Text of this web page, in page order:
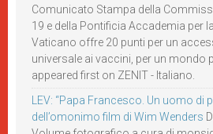
Comunicato Stampa della
19 e della Pontificia Accademia per
Vaticano offre 20 punti per un
universale ai vaccini, per un mondo
appeared first on ZENIT - Italiano.
LEV: “Papa Francesco. Un uomo di
dell’omonimo film di Wim Wenders